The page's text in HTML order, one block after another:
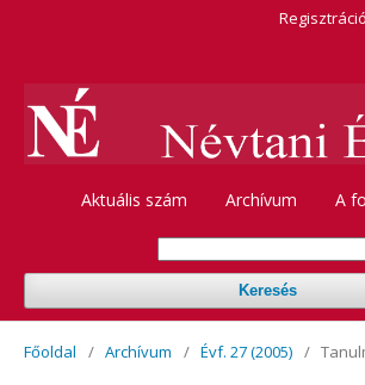
Aktuális szám Archívum A
Keresés
Regisztráció
Főoldal / Archívum / Évf. 27 (2005) /